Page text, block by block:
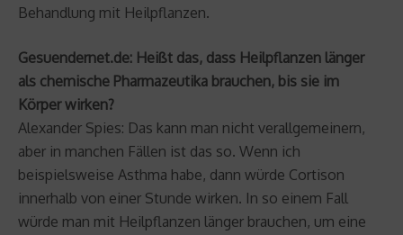
Behandlung mit Heilpflanzen.
Gesuendernet.de: Heißt das, dass Heilpflanzen länger
als chemische Pharmazeutika brauchen, bis sie im
Körper wirken?
Alexander Spies: Das kann man nicht verallgemeinern,
aber in manchen Fällen ist das so. Wenn ich
beispielsweise Asthma habe, dann würde Cortison
innerhalb von einer Stunde wirken. In so einem Fall
würde man mit Heilpflanzen länger brauchen, um eine